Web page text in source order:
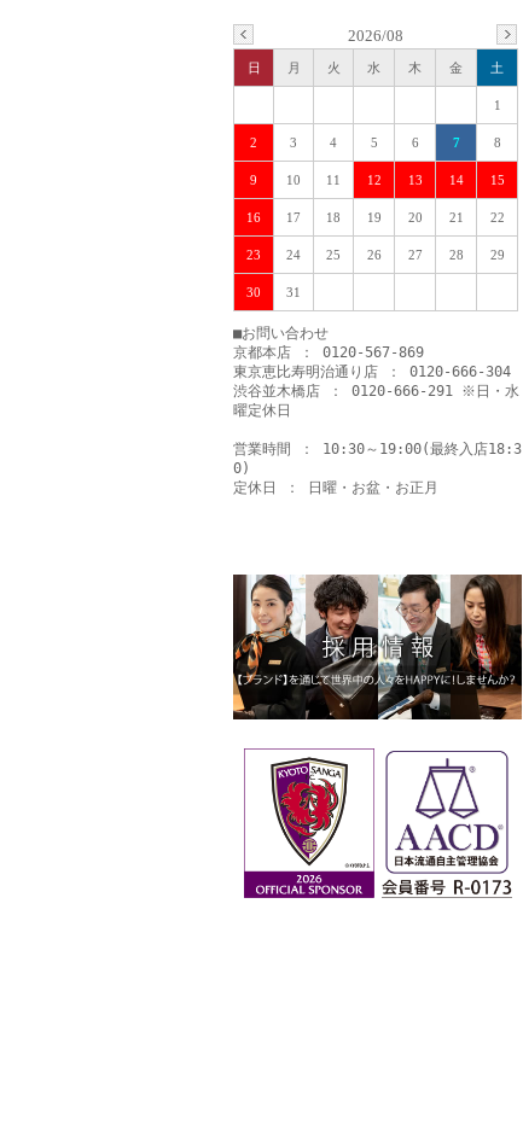
2026/08
日 月 火 水 木 金 土
1
2 3 4 5 6 7 8
9 10 11 12 13 14 15
16 17 18 19 20 21 22
23 24 25 26 27 28 29
30 31
■お問い合わせ
京都本店 ： 0120-567-869
東京恵比寿明治通り店 ： 0120-666-304
渋谷並木橋店 ： 0120-666-291 ※日・水
曜定休日
営業時間 ： 10:30～19:00(最終入店18:3
0)
定休日 ： 日曜・お盆・お正月